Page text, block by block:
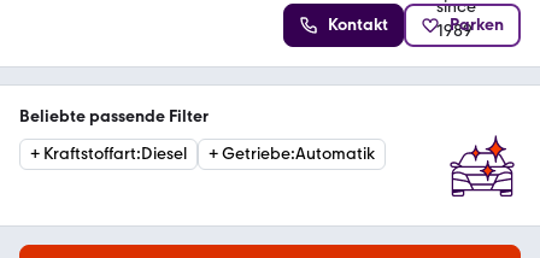
Kontakt Parken
Beliebte passende Filter
+ Kraftstoffart:Diesel +Getriebe:Automatik